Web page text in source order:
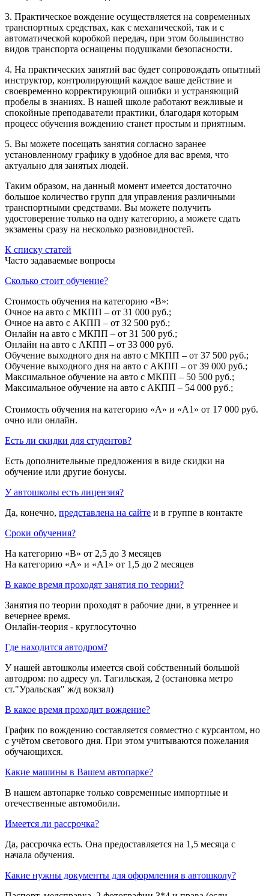
3. Практическое вождение осуществляется на современных
транспортных средствах, как с механической, так и с
автоматической коробкой передач, при этом большинство
видов транспорта оснащены подушками безопасности.
4. На практических занятий вас будет сопровождать опытный
инструктор, контролирующий каждое ваше действие и
своевременно корректирующий ошибки и устраняющий
пробелы в знаниях. В нашей школе работают вежливые и
спокойные преподаватели практики, благодаря которым
процесс обучения вождению станет простым и приятным.
5. Вы можете посещать занятия согласно заранее
установленному графику в удобное для вас время, что
актуально для занятых людей.
Таким образом, на данный момент имеется достаточно
большое количество групп для управления различными
транспортными средствами. Вы можете получить
удостоверение только на одну категорию, а можете сдать
экзамены сразу на несколько разновидностей.
К списку статей
Часто задаваемые вопросы
Сколько стоит обучение?
Стоимость обучения на категорию «B»:
Очное на авто с МКПП – от 31 000 руб.;
Очное на авто с АКПП – от 32 500 руб.;
Онлайн на авто с МКПП – от 31 500 руб.;
Онлайн на авто с АКПП – от 33 000 руб.
Обучение выходного дня на авто с МКПП – от 37 500 руб.;
Обучение выходного дня на авто с АКПП – от 39 000 руб.;
Максимальное обучение на авто с МКПП – 50 500 руб.;
Максимальное обучение на авто с АКПП – 54 000 руб.;
Стоимость обучения на категорию «A» и «A1» от 17 000 руб.
очно или онлайн.
Есть ли скидки для студентов?
Есть дополнительные предложения в виде скидки на
обучение или другие бонусы.
У автошколы есть лицензия?
Да, конечно, представлена на сайте и в группе в контакте
Сроки обучения?
На категорию «B» от 2,5 до 3 месяцев
На категорию «A» и «A1» от 1,5 до 2 месяцев
В какое время проходят занятия по теории?
Занятия по теории проходят в рабочие дни, в утреннее и
вечернее время.
Онлайн-теория - круглосуточно
Где находится автодром?
У нашей автошколы имеется свой собственный большой
автодром: по адресу ул. Тагильская, 2 (остановка метро
ст."Уральская" ж/д вокзал)
В какое время проходит вождение?
График по вождению составляется совместно с курсантом, но
с учётом светового дня. При этом учитываются пожелания
обучающихся.
Какие машины в Вашем автопарке?
В нашем автопарке только современные импортные и
отечественные автомобили.
Имеется ли рассрочка?
Да, рассрочка есть. Она предоставляется на 1,5 месяца с
начала обучения.
Какие нужны документы для оформления в автошколу?